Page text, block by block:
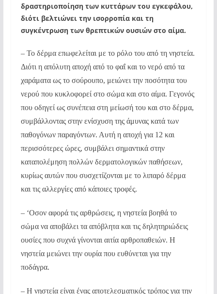
δραστηριοποίηση των κυττάρων του εγκεφάλου,
διότι βελτιώνει την ισορροπία και τη
συγκέντρωση των θρεπτικών ουσιών στο αίμα.
– Το δέρμα επωφελείται με το ρόλο του από τη νηστεία.
Διότι η απόλυτη αποχή από το φαΐ και το νερό από τα
χαράματα ως το σούρουπο, μειώνει την ποσότητα του
νερού που κυκλοφορεί στο σώμα και στο αίμα. Γεγονός
που οδηγεί ως συνέπεια στη μείωσή του και στο δέρμα,
συμβάλλοντας στην ενίσχυση της άμυνας κατά των
παθογόνων παραγόντων. Αυτή η αποχή για 12 και
περισσότερες ώρες, συμβάλει σημαντικά στην
καταπολέμηση πολλών δερματολογικών παθήσεων,
κυρίως αυτών που συσχετίζονται με το λιπαρό δέρμα
και τις αλλεργίες από κάποιες τροφές.
– ‘Οσον αφορά τις αρθρώσεις, η νηστεία βοηθά το
σώμα να αποβάλει τα απόβλητα και τις δηλητηριώδεις
ουσίες που συχνά γίνονται αιτία αρθροπαθειών. Η
νηστεία μειώνει την ουρία που ευθύνεται για την
ποδάγρα.
– Η νηστεία είναι ένας αποτελεσματικός τρόπος για την